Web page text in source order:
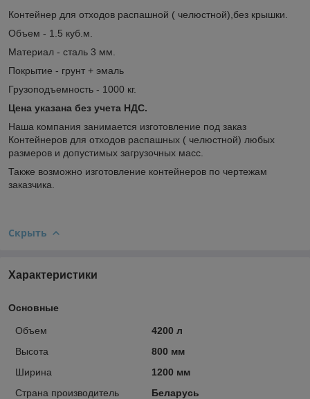
Контейнер для отходов распашной ( челюстной),без крышки.
Объем - 1.5 куб.м.
Материал - сталь 3 мм.
Покрытие - грунт + эмаль
Грузоподъемность - 1000 кг.
Цена указана без учета НДС.
Наша компания занимается изготовление под заказ
Контейнеров для отходов распашных ( челюстной) любых
размеров и допустимых загрузочных масс.
Также возможно изготовление контейнеров по чертежам
заказчика.
Скрыть
Характеристики
Основные
Объем
4200 л
Высота
800 мм
Ширина
1200 мм
Страна производитель
Беларусь